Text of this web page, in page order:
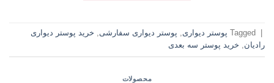
Tagged پوستر دیواری, پوستر دیواری سفارشی, خرید پوستر دیواری
رادیان, خرید پوستر سه بعدی
محصولات